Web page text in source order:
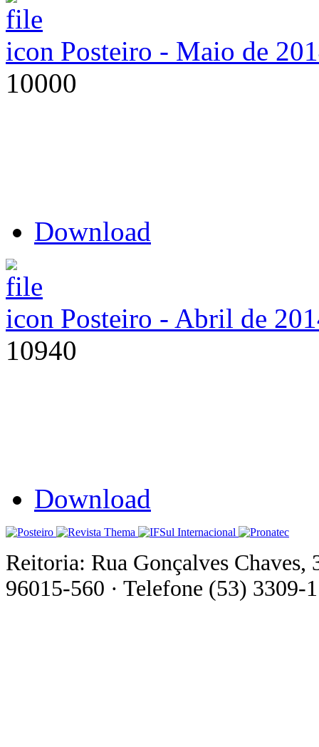
Posteiro - Maio de
10000
Download
Posteiro - Abril de
10940
Download
Reitoria: Rua Gonçalves
96015-560 · Telefone (53) 3309-